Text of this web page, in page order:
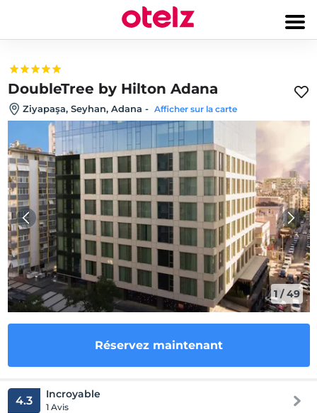
DoubleTree by Hilton Adana
Ziyapaşa, Seyhan, Adana - Afficher sur la carte
1 /49
Réservez maintenant
4.3 Incroyable
1 Avis